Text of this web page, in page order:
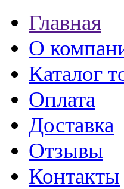
Главная
О
Каталог
Оплата
Доставка
Отзывы
Контакты